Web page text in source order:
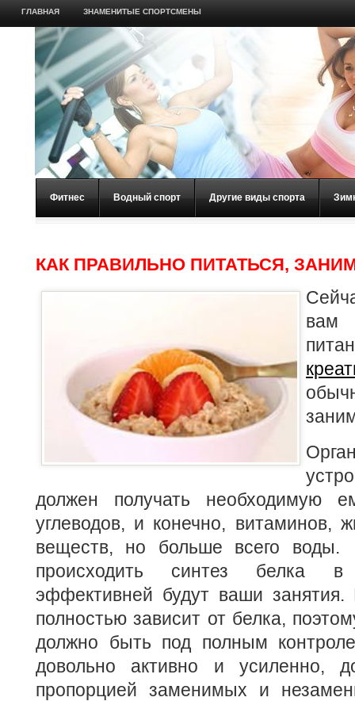
ГЛАВНАЯ ЗНАМЕНИТЫЕ СПОРТСМЕНЫ
Фитнес Водный спорт Другие виды спорта
КАК ПРАВИЛЬНО ПИТАТЬСЯ,
вам
должен получать необходимую
углеводов, и конечно, витаминов,
веществ, но больше всего
происходить синтез белка
эффективней будут ваши
полностью зависит от белка,
должно быть под полным
довольно активно и усиленно,
пропорцией заменимых и